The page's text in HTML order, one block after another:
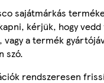
sajátmárkás
kérjük, hogy vedd
a termék
szó.
rendszeresen